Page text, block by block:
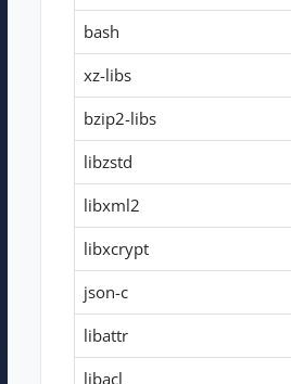
bash
xz-libs
bzip2-libs
libzstd
libxml2
libxcrypt
json-c
libattr
libacl